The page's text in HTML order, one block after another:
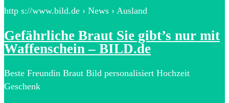
http s://www.bild.de › News › Ausland
Gefährliche Braut Sie gibt’s nur mit
Waffenschein – BILD.de
Beste Freundin Braut Bild personalisiert Hochzeit
Geschenk